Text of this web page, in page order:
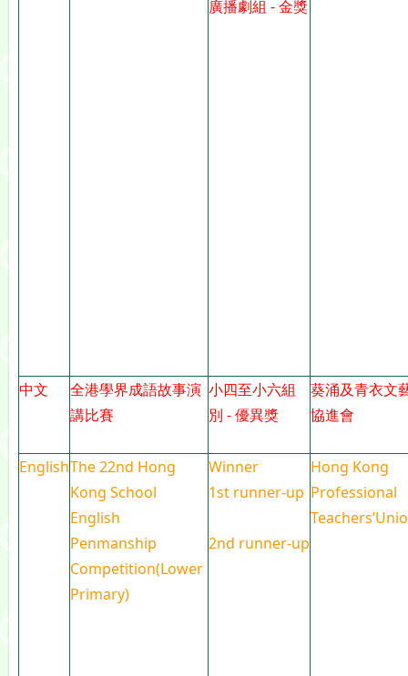
廣播劇組 - 金獎
中文
全港學界成語故事演
講比賽
小四至小六組
別 - 優異獎
葵涌及青衣文
協進會
EnglishThe 22nd Hong
Kong School
English
Penmanship
Competition(Lower
Primary)
Winner
1st runner-up
2nd runner-up
Hong Kong
Professional